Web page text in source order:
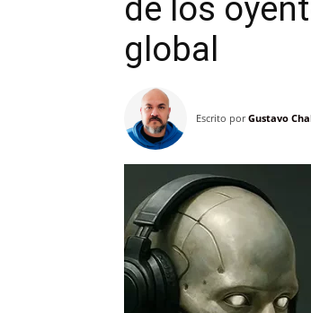
de los
global
Escrito por Gustavo